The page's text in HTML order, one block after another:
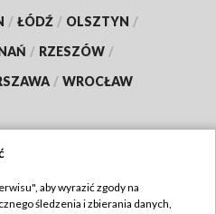
/ ŁÓDŹ / OLSZTYN /
/ RZESZÓW /
/ WROCŁAW
TVP
aby wyrazić zgody na
śledzenia i zbierania danych,